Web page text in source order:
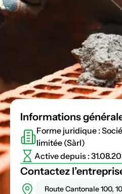
Informations
Forme juridique :
limitée (Sàrl)
Active depuis :
Contactez
Route Cantonale 100,